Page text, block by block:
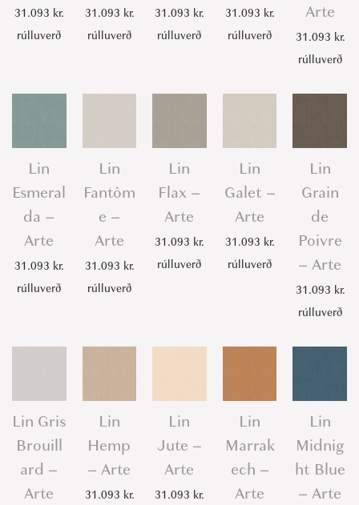
31.093 kr.
rúlluverð
31.093 kr.
rúlluverð
31.093 kr.
rúlluverð
31.093 kr.
rúlluverð
Arte
31.093 kr.
rúlluverð
Lin
Esmeral
da –
Arte
31.093 kr.
rúlluverð
Lin
Fantôm
e –
Arte
31.093 kr.
rúlluverð
Lin
Flax –
Arte
31.093 kr.
rúlluverð
Lin
Galet –
Arte
31.093 kr.
rúlluverð
Lin
Grain
de
Poivre
– Arte
31.093 kr.
rúlluverð
Lin Gris
Brouill
ard –
Arte
Lin
Hemp
– Arte
31.093 kr.
Lin
Jute –
Arte
31.093 kr.
Lin
Marrak
ech –
Arte
Lin
Midnig
ht Blue
– Arte